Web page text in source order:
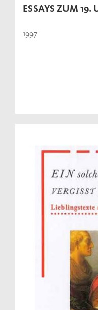
ESSAYS ZUM
1997